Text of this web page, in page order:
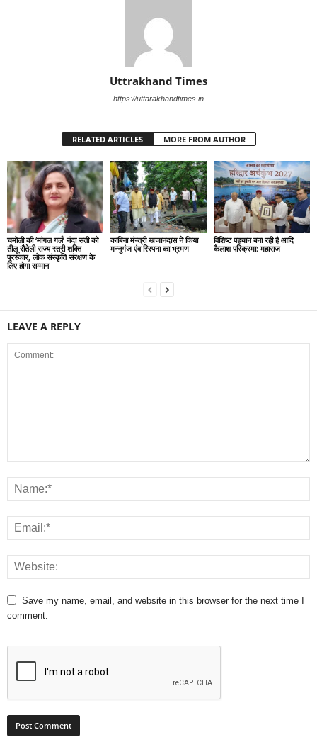
Uttrakhand Times
https://uttarakhandtimes.in
RELATED ARTICLES MORE FROM AUTHOR
चमोली की ‘मांगल गर्ल’ नंदा सती को
तीलू रौतेली राज्य स्त्री शक्ति
पुरस्कार, लोक संस्कृति संरक्षण के
लिए होगा सम्मान
काबिना मंन्त्री खजानदास ने किया
मन्नुगंज एंव रिस्पना का भ्रमण
विशिष्ट पहचान बना रही है आदि
कैलाश परिक्रमा: महाराज
LEAVE A REPLY
Save my name, email, and website in this browser for the next time I
comment.